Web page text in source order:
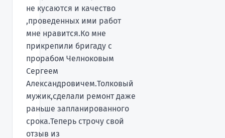
не кусаются и качество
,проведенных ими работ
мне нравится.Ко мне
прикрепили бригаду с
прорабом Челноковым
Сергеем
Александровичем.Толковый
мужик,сделали ремонт даже
раньше запланированного
срока.Теперь строчу свой
отзыв из